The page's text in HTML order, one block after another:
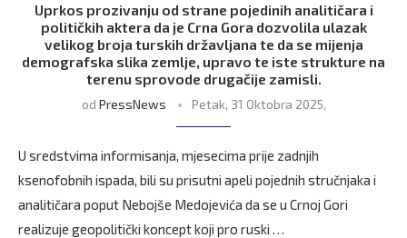
Uprkos prozivanju od strane pojedinih analitičara i
političkih aktera da je Crna Gora dozvolila ulazak
velikog broja turskih državljana te da se mijenja
demografska slika zemlje, upravo te iste strukture na
terenu sprovode drugačije zamisli.
od PressNews Petak, 31 Oktobra 2025,
U sredstvima informisanja, mjesecima prije zadnjih
ksenofobnih ispada, bili su prisutni apeli pojednih stručnjaka i
analitičara poput Nebojše Medojevića da se u Crnoj Gori
realizuje geopolitički koncept koji pro ruski …